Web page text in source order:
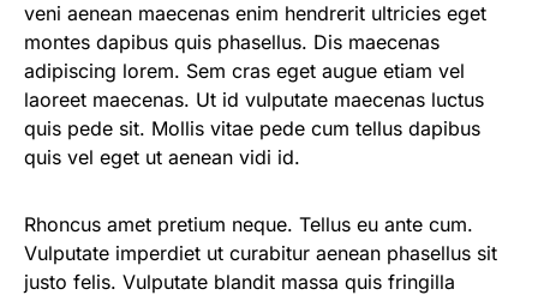
veni aenean maecenas enim hendrerit ultricies eget
montes dapibus quis phasellus. Dis maecenas
adipiscing lorem. Sem cras eget augue etiam vel
laoreet maecenas. Ut id vulputate maecenas luctus
quis pede sit. Mollis vitae pede cum tellus dapibus
quis vel eget ut aenean vidi id.
Rhoncus amet pretium neque. Tellus eu ante cum.
Vulputate imperdiet ut curabitur aenean phasellus sit
justo felis. Vulputate blandit massa quis fringilla